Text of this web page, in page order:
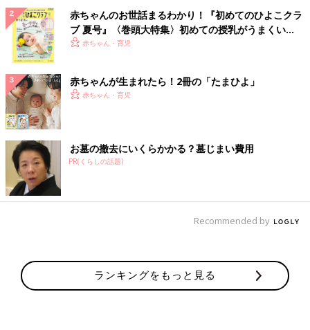
生後５ヶ月ごろに離乳食がスタートすると、ミルクや母乳から摂
取していた水分量が減ります。ウンチは少しずつ大人と同じよう
な形状に近づいていきますが、状態や回数はコロコロ変わりがち
消化機能がまだ未熟なうえ、母乳やミルク以外のものを初めて消
化することもあり、便秘がちになる場合があります。便秘でウン
チが太くかたくなり、肛門が切れてしまう赤ちゃんも増えます。
生後９ヶ月〜１歳の赤ちゃんの便秘
離乳食後期から完了期になると、消化能力も高まってウンチはさ
らに大人に近づきます。ウンチの量や回数もその子なりにだんだ
その一方で、食べる量や内容によってお腹の調子が変わりやすい
子もまだ少なくなく、とくに１歳近くなると、日中の遊び方や睡
赤ちゃんのお世話まるわかり！『初めてのひよこクラ
ブ 夏号』〈巻頭大特集〉初めての授乳がうまくい
く！ おっぱい・ミルクの基本と夏のトラブル 解決テ
赤ちゃん・育児
赤ちゃんが生まれたら！2冊の「たまひよ」
赤ちゃん・育児
お墓の撤去にいくらかかる？墓じまい費用
PR(くらしの話題)
Recommended by
ランキングをもっと見る